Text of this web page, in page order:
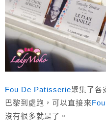
Fou De Patisserie聚集了各
巴黎到處跑，可以直接來
沒有很多就是了。